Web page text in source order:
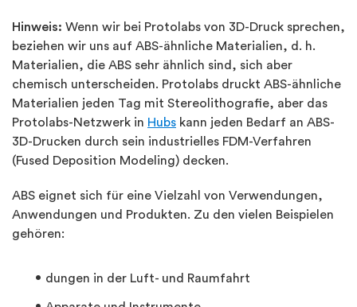
Hinweis: Wenn wir bei Protolabs von 3D-Druck sprechen,
beziehen wir uns auf ABS-ähnliche Materialien, d. h.
Materialien, die ABS sehr ähnlich sind, sich aber
chemisch unterscheiden. Protolabs druckt ABS-ähnliche
Materialien jeden Tag mit Stereolithografie, aber das
Protolabs-Netzwerk in Hubs kann jeden Bedarf an ABS-
3D-Drucken durch sein industrielles FDM-Verfahren
(Fused Deposition Modeling) decken.
ABS eignet sich für eine Vielzahl von Verwendungen,
Anwendungen und Produkten. Zu den vielen Beispielen
gehören:
dungen in der Luft- und Raumfahrt